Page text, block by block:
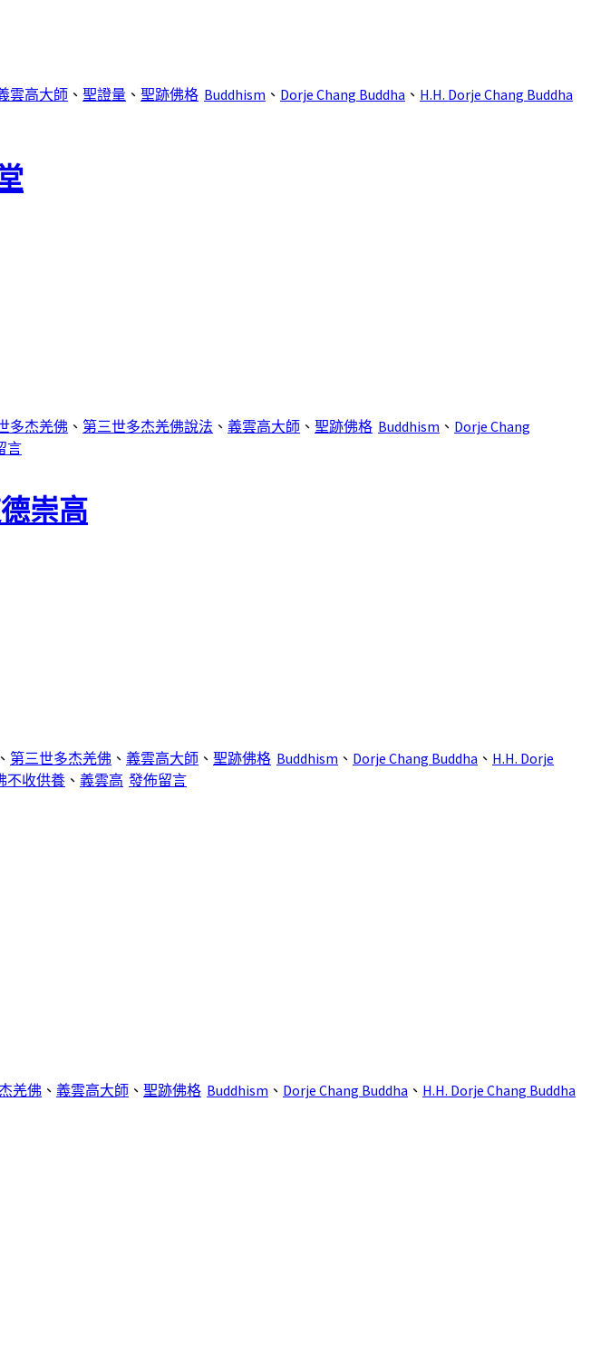
雲高大師 、 聖證量 、 聖跡佛格 Buddhism 、 Dorje Chang Buddha 、 H.H. Dorje Chang Buddha
多杰羌佛 、 第三世多杰羌佛說法 、 義雲高大師 、 聖跡佛格 Buddhism 、 Dorje Chang
言
崇高
、 第三世多杰羌佛 、 義雲高大師 、 聖跡佛格 Buddhism 、 Dorje Chang Buddha 、 H.H. Dorje
不收供養 、 義雲高 發佈留言
羌佛 、 義雲高大師 、 聖跡佛格 Buddhism 、 Dorje Chang Buddha 、 H.H. Dorje Chang Buddha